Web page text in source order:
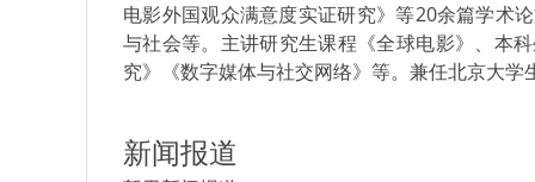
电影外国观众满意度实证研究》等20余篇学术
与社会等。主讲研究生课程《全球电影》、本
究》《数字媒体与社交网络》等。兼任北京大
新闻报道